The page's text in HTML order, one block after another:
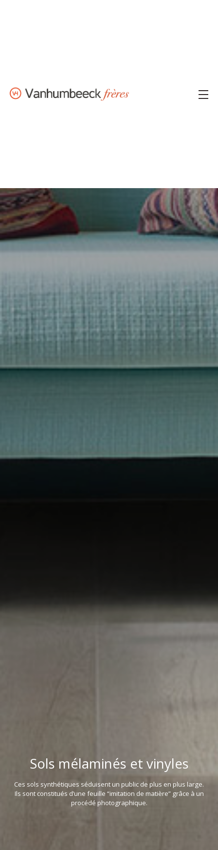
Sols mélaminés et vinyles
Ces sols synthétiques séduisent un public de plus en plus large.
Ils sont constitués d’une feuille “imitation de matière” grâce à un
procédé photographique.